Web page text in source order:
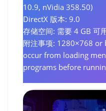
10.9, nVidia 358.50)
DirectX 版本: 9.0
存储空间: 需要 4 GB 可
附注事项: 1280×768 or
occur from loading
programs before